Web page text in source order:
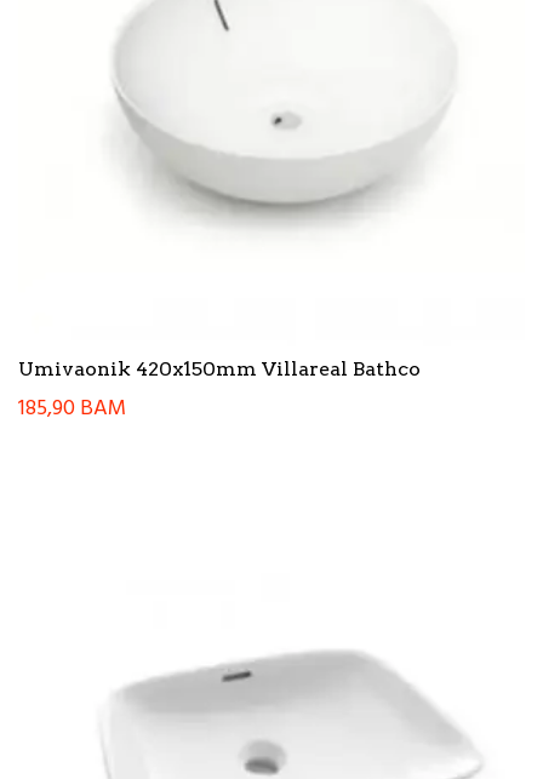
Umivaonik 420x150mm Villareal Bathco
185,90BAM